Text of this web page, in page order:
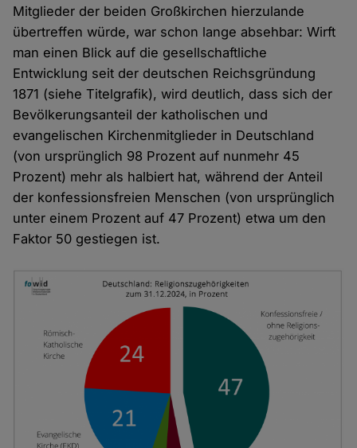
Mitglieder der beiden Großkirchen hierzulande
übertreffen würde, war schon lange absehbar: Wirft
man einen Blick auf die gesellschaftliche
Entwicklung seit der deutschen Reichsgründung
1871 (siehe Titelgrafik), wird deutlich, dass sich der
Bevölkerungsanteil der katholischen und
evangelischen Kirchenmitglieder in Deutschland
(von ursprünglich 98 Prozent auf nunmehr 45
Prozent) mehr als halbiert hat, während der Anteil
der konfessionsfreien Menschen (von ursprünglich
unter einem Prozent auf 47 Prozent) etwa um den
Faktor 50 gestiegen ist.